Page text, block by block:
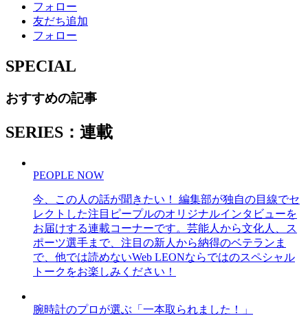
フォロー
友だち追加
フォロー
SPECIAL
おすすめの記事
SERIES：連載
PEOPLE NOW
今、この人の話が聞きたい！ 編集部が独自の目線でセ
レクトした注目ピープルのオリジナルインタビューを
お届けする連載コーナーです。芸能人から文化人、ス
ポーツ選手まで、注目の新人から納得のベテランま
で、他では読めないWeb LEONならではのスペシャル
トークをお楽しみください！
腕時計のプロが選ぶ「一本取られました！」